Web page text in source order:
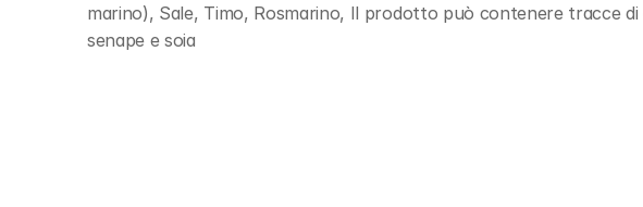
marino), Sale, Timo, Rosmarino, Il prodotto può contenere tracce
senape e soia